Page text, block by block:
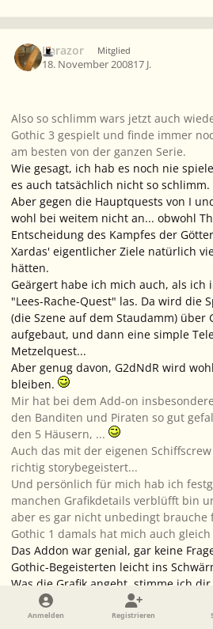
Imrazor Mitglied
18. November 200817 J.
Also so schlimm wars jetzt auch
Gothic 3 gespielt und finde immer
am besten von der ganzen Serie.
Wie gesagt, ich hab es noch nie
es auch tatsächlich nicht so schlimm.
Aber gegen die Hauptquests von I
wohl bei weitem nicht an... obwohl
Entscheidung des Kampfes der
Xardas' eigentlicher Ziele natürlich
hätten.
Geärgert habe ich mich auch, als ich
"Lees-Rache-Quest" las. Da wird die
(die Szene auf dem Staudamm) über
aufgebaut, und dann eine simple
Metzelquest...
Aber genug davon, G2dNdR wird
bleiben.
Mir hat bei dem Add-on
den Banditen und Piraten so gut
den 5 Häusern, ...
Auch das mit der eigenen
richtig storybegeistert...
Und persönlich für mich hab ich
manchen Grafikdetails verblüfft bin
aber es gar nicht unbedingt brauche
Gothic 1 damals hat mich auch
Das Addon war genial, gar keine
Gothic-Begeisterten leicht ins
Was die Grafik angeht, stimme ich
Khorinis auch aufgrund der Grafik
Spiels ist dann doch noch etwas
Anmelden Registrieren